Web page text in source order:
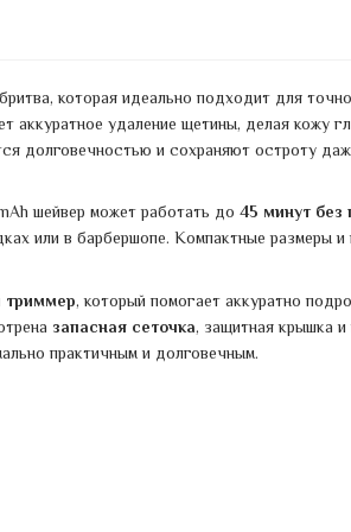
которая идеально подходит для
аккуратное удаление щетины, делая кожу
долговечностью и сохраняют остроту
шейвер может работать до 45 минут без
или в барбершопе. Компактные размеры и
триммер, который помогает аккуратно
запасная сеточка, защитная крышка
практичным и долговечным.